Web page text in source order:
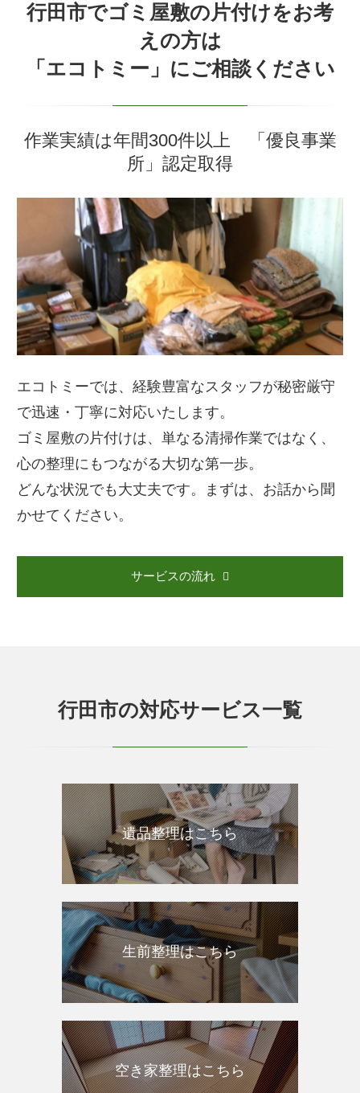
2026/07/13
📢買取実績ご紹介！
2026/07/06
📢買取実績ご紹介！
2026/08/03
行田市でゴミ屋敷の片付けをお考
えの方は
「エコトミー」にご相談ください
作業実績は年間300件以上 「優良事業
所」認定取得
エコトミーでは、経験豊富なスタッフが秘密厳守
で迅速・丁寧に対応いたします。
ゴミ屋敷の片付けは、単なる清掃作業ではなく、
心の整理にもつながる大切な第一歩。
どんな状況でも大丈夫です。まずは、お話から聞
かせてください。
サービスの流れ
行田市の対応サービス一覧
遺品整理はこちら
生前整理はこちら
空き家整理はこちら